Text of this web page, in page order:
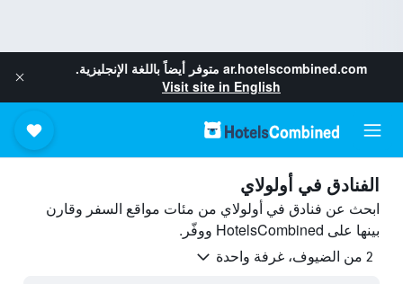
ar.hotelscombined.com متوفر أيضاً باللغة الإنجليزية.
Visit site in English
الفنادق في أولولاي
ابحث عن فنادق في أولولاي من مئات مواقع السفر وقارن
بينها على HotelsCombined ووفّر.
2 من الضيوف، غرفة واحدة